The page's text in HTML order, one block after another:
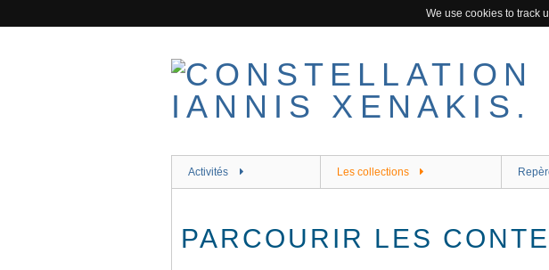
We use cookies to track
Activités Les collections
PARCOURIR LES